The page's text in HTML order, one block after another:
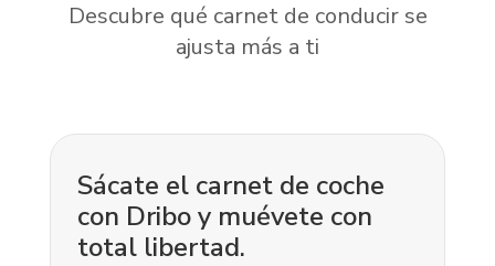
Descubre qué carnet de conducir se
ajusta más a ti
Sácate el carnet de coche
con Dribo y muévete con
total libertad.